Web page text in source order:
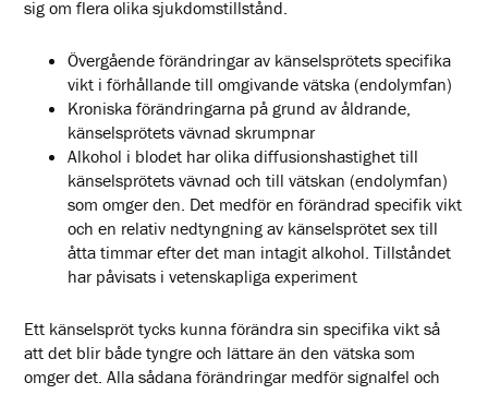
sig om flera olika sjukdomstillstånd.
Övergående förändringar av känselsprötets specifika
vikt i förhållande till omgivande vätska (endolymfan)
Kroniska förändringarna på grund av åldrande,
känselsprötets vävnad skrumpnar
Alkohol i blodet har olika diffusionshastighet till
känselsprötets vävnad och till vätskan (endolymfan)
som omger den. Det medför en förändrad specifik vikt
och en relativ nedtyngning av känselsprötet sex till
åtta timmar efter det man intagit alkohol. Tillståndet
har påvisats i vetenskapliga experiment
Ett känselspröt tycks kunna förändra sin specifika vikt så
att det blir både tyngre och lättare än den vätska som
omger det. Alla sådana förändringar medför signalfel och